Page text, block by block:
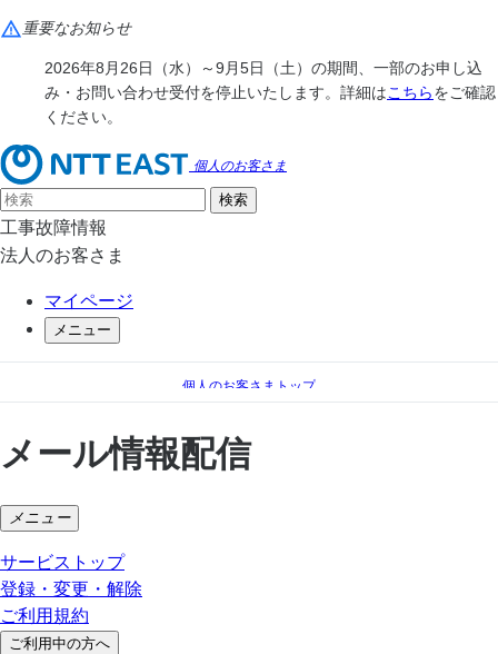
重要なお知らせ
2026年8月26日（水）～9月5日（土）の期間、一部のお申し込
み・お問い合わせ受付を停止いたします。詳細はこちらをご確認
ください。
個人のお客さま
工事故障情報
法人のお客さま
マイページ
メニュー
個人のお客さまトップ
フレッツ光
メール情報配信
メニュー
サービストップ
登録・変更・解除
ご利用規約
ご利用中の方へ